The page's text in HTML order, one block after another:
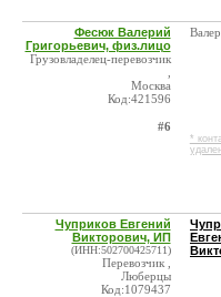
Фесюк Валерий
Григорьевич, физ.лицо
Грузовладелец-перевозчик
Москва
Код:421596
#6
*
удален
Чуприков Евгений
Викторович, ИП
(ИНН:502700425711)
Перевозчик ,
Люберцы
Код:1079437